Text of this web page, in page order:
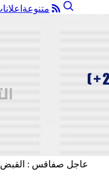
متنوعة